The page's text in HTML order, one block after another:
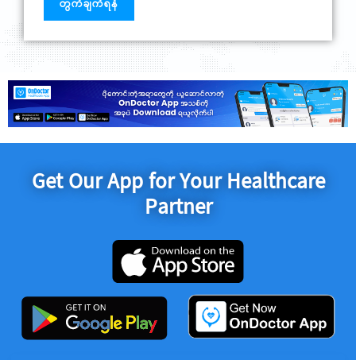
Get Our App for Your Healthcare
Partner